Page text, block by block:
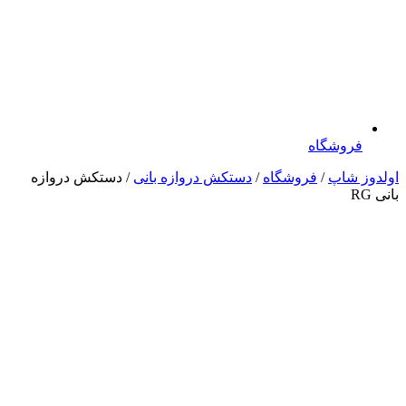
فروشگاه
اولدوز شاپ / فروشگاه / دستکش دروازه بانی / دستکش دروازه
بانی RG